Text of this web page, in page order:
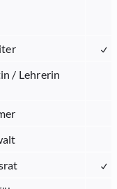
/ Lehrerin